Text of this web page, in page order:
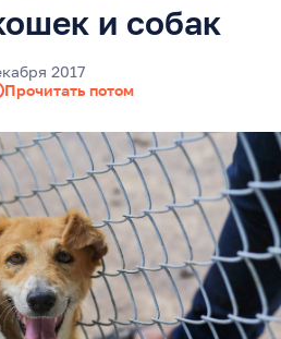
и собак
2017
Прочитать потом